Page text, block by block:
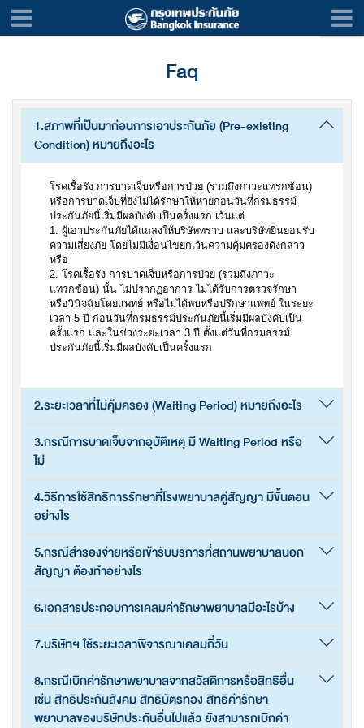
Faq
1.สภาพที่เป็นมาก่อนการเอาประกันภัย (Pre-existing
Condition) หมายถึงอะไร
โรคเรื้อรัง การบาดเจ็บหรือการป่วย (รวมถึงภาวะแทรกซ้อน)
หรือการบาดเจ็บที่ยังไม่ได้รักษาให้หายก่อนวันที่กรมธรรม์
ประกันภัยนี้เริ่มมีผลบังคับเป็นครั้งแรก เว้นแต่
1. ผู้เอาประกันภัยได้แถลงให้บริษัททราบ และบริษัทยินยอมรับ
ความเสี่ยงภัย โดยไม่มีเงื่อนไขยกเว้นความคุ้มครองดังกล่าว
หรือ
2. โรคเรื้อรัง การบาดเจ็บหรือการป่วย (รวมถึงภาวะ
แทรกซ้อน) นั้น ไม่ปรากฏอาการ ไม่ได้รับการตรวจรักษา
หรือวินิจฉัยโดยแพทย์ หรือไม่ได้พบหรือปรึกษาแพทย์ ในระยะ
เวลา 5 ปี ก่อนวันที่กรมธรรม์ประกันภัยนี้เริ่มมีผลบังคับเป็น
ครั้งแรก และในช่วงระยะเวลา 3 ปี ตั้งแต่วันที่กรมธรรม์
ประกันภัยนี้เริ่มมีผลบังคับเป็นครั้งแรก
2.ระยะเวลาที่ไม่คุ้มครอง (Waiting Period) หมายถึงอะไร
3.กรณีการบาดเจ็บจากอุบัติเหตุ มี Waiting Period หรือ
ไม่
4.วิธีการใช้สิทธิการรักษาที่โรงพยาบาลคู่สัญญา มีขั้นตอน
อย่างไร
5.กรณีสำรองจ่ายหรือเข้ารับบริการที่สถานพยาบาลนอก
สัญญา ต้องทำอย่างไร
6.เอกสารประกอบการเคลมค่ารักษาพยาบาลมีอะไรบ้าง
7.บริษัทฯ ใช้ระยะเวลาพิจารณาเคลมกี่วัน
8.กรณีเบิกค่ารักษาพยาบาลจากสวัสดิการหรือสิทธิอื่น
เช่น สิทธิประกันสังคม สิทธิบัตรทอง สิทธิค่ารักษา
พยาบาลของบริษัทประกันอื่นไปแล้ว ยังสามารถเบิกค่า